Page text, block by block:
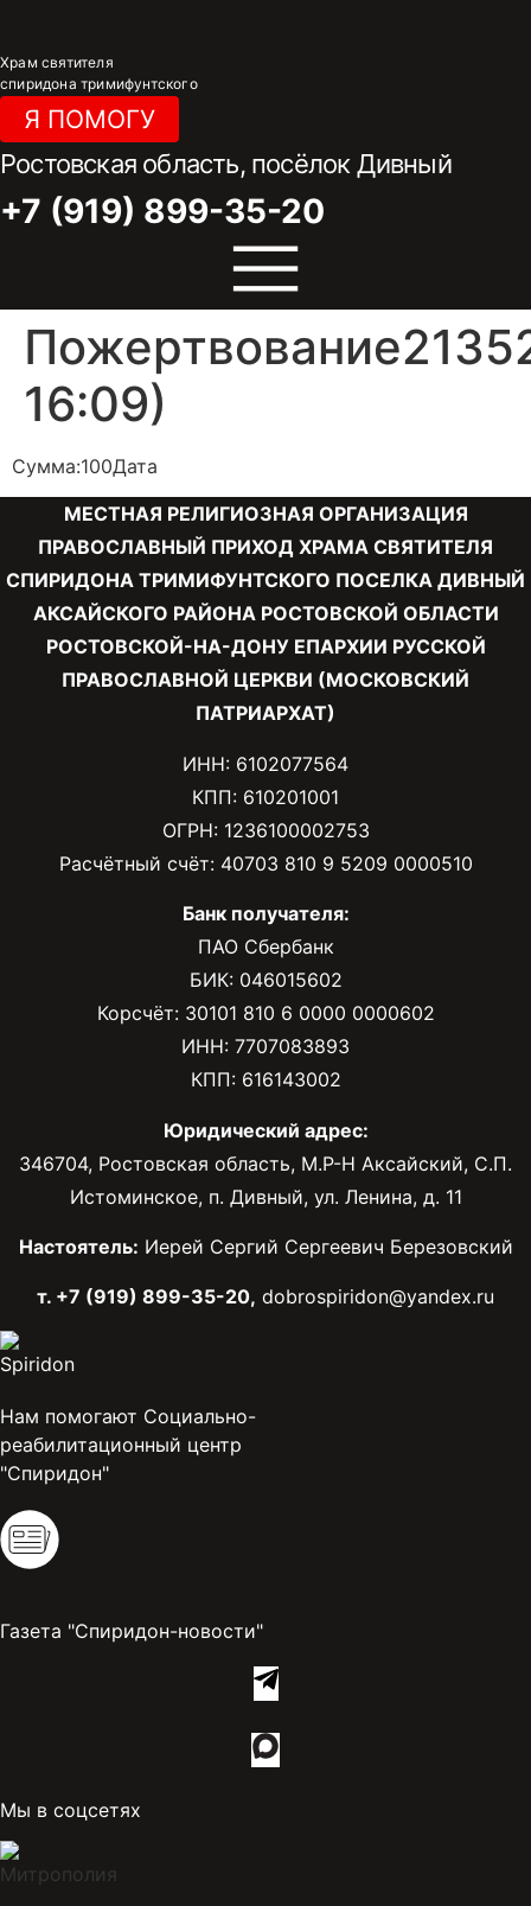
содержимому
Храм святителя
спиридона тримифунтского
Я ПОМОГУ
Ростовская область, посёлок Дивный
+7 (919) 899-35-20
16:09)
Сумма:100Дата
МЕСТНАЯ РЕЛИГИОЗНАЯ ОРГАНИЗАЦИЯ
ПРАВОСЛАВНЫЙ ПРИХОД ХРАМА СВЯТИТЕЛЯ
СПИРИДОНА ТРИМИФУНТСКОГО ПОСЕЛКА ДИВНЫЙ
АКСАЙСКОГО РАЙОНА РОСТОВСКОЙ ОБЛАСТИ
РОСТОВСКОЙ-НА-ДОНУ ЕПАРХИИ РУССКОЙ
ПРАВОСЛАВНОЙ ЦЕРКВИ (МОСКОВСКИЙ
ПАТРИАРХАТ)
ИНН: 6102077564
КПП: 610201001
ОГРН: 1236100002753
Расчётный счёт: 40703 810 9 5209 0000510
Банк получателя:
ПАО Сбербанк
БИК: 046015602
Корсчёт: 30101 810 6 0000 0000602
ИНН: 7707083893
КПП: 616143002
Юридический адрес:
346704, Ростовская область, М.Р-Н Аксайский, С.П.
Истоминское, п. Дивный, ул. Ленина, д. 11
Настоятель: Иерей Сергий Сергеевич Березовский
т. +7 (919) 899-35-20, dobrospiridon@yandex.ru
Нам помогают Социально-
реабилитационный центр
"Спиридон"
Газета "Спиридон-новости"
Мы в соцсетях